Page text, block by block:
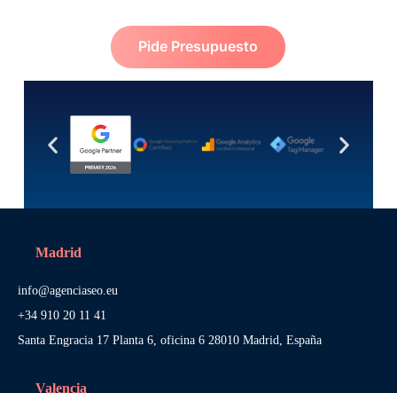
Pide Presupuesto
Madrid
info@agenciaseo.eu
+34 910 20 11 41
Santa Engracia 17 Planta 6, oficina 6 28010 Madrid, España
Valencia